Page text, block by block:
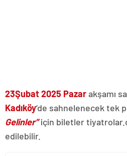
23Şubat 2025 Pazarakşamı
Kadıköy’de sahnelenecek tek
Gelinler”için biletler
edilebilir.